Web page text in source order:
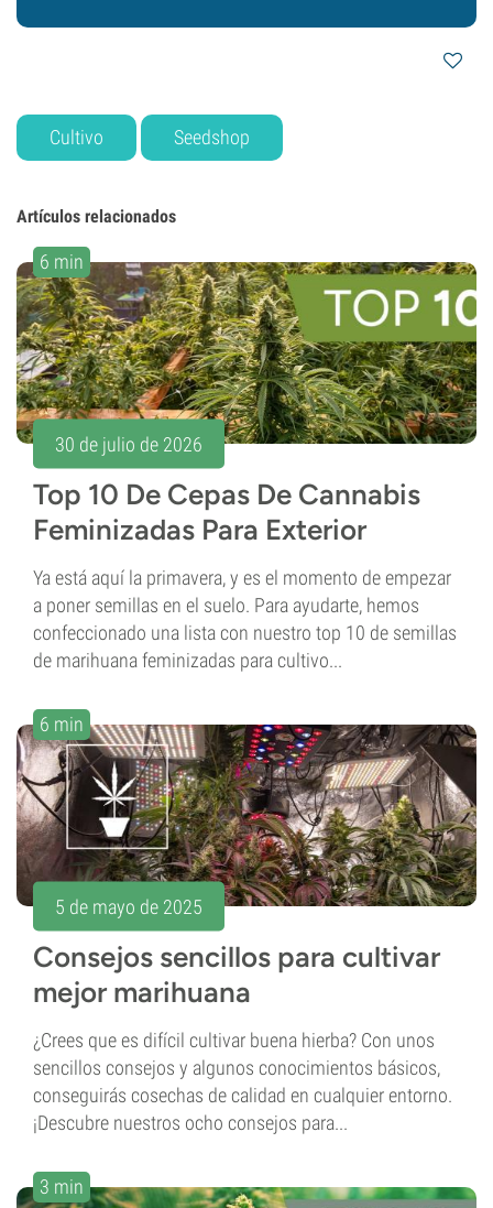
Cultivo Seedshop
Artículos relacionados
6 min
30 de julio de 2026
Top 10 De Cepas De Cannabis
Feminizadas Para Exterior
Ya está aquí la primavera, y es el momento de empezar
a poner semillas en el suelo. Para ayudarte, hemos
confeccionado una lista con nuestro top 10 de semillas
de marihuana feminizadas para cultivo...
6 min
5 de mayo de 2025
Consejos sencillos para cultivar
mejor marihuana
¿Crees que es difícil cultivar buena hierba? Con unos
sencillos consejos y algunos conocimientos básicos,
conseguirás cosechas de calidad en cualquier entorno.
¡Descubre nuestros ocho consejos para...
3 min